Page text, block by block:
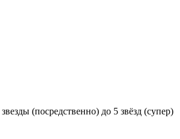
(посредственно) до 5 звёзд (супер)